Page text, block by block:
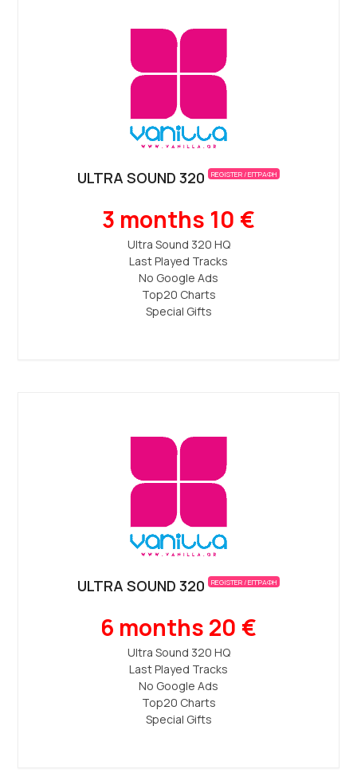
ULTRA SOUND 320 REGISTER / ΕΓΓΡΑΦΗ
3 months 10 €
Ultra Sound 320 ΗQ
Last Played Tracks
No Google Ads
Top20 Charts
Special Gifts
ULTRA SOUND 320 REGISTER / ΕΓΓΡΑΦΗ
6 months 20 €
Ultra Sound 320 ΗQ
Last Played Tracks
No Google Ads
Top20 Charts
Special Gifts